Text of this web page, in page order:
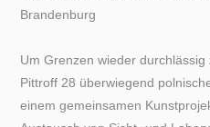
Brandenburg
Um Grenzen wieder
Pittroff 28 überwiegend
einem gemeinsamen